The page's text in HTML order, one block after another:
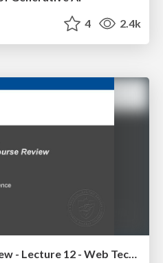
4 2.4k
Future Trends and Review - Lecture 12 - Web Technologies (1019888BNR)